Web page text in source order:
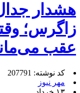
هشدار جدال
زاگرس؛
عقب
کد نوشته: 207791
مهر نیوز